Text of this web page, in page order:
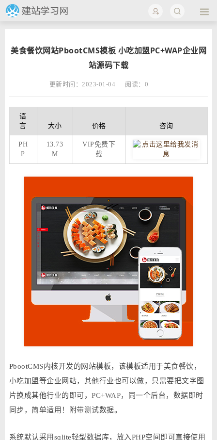
美食餐饮网站PbootCMS模板 小吃加盟PC+WAP企业网
站源码下载
更新时间：2023-01-04 阅读： 0
语
言
大小 价格 咨询
PH
P
13.73
M
VIP免费下
载
PbootCMS内核开发的网站模板，该模板适用于美食餐饮，
小吃加盟等企业网站，其他行业也可以做，只需要把文字图
片换成其他行业的即可，PC+WAP，同一个后台，数据即时
同步，简单适用！附带测试数据。
系统默认采用sqlite轻型数据库，放入PHP空间即可直接使用